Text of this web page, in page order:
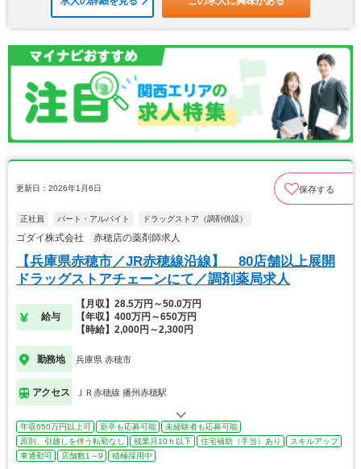
更新日：2026年1月6日 保存する
正社員 パート・アルバイト ドラッグストア（調剤併設）
ゴダイ株式会社 赤穂店の薬剤師求人
【兵庫県赤穂市／JR赤穂線沿線】 80店舗以上展開
ドラッグストアチェーンにて／調剤薬局求人
給与
【月収】28.5万円～50.0万円
【年収】400万円～650万円
【時給】2,000円～2,300円
勤務地 兵庫県 赤穂市
アクセス ＪＲ赤穂線 播州赤穂駅
年収650万円以上可 新卒も応募可能
未経験者も応募可能
原則、引越しを伴う転勤なし
残業月10ｈ以下 住宅補助（手当）あり
スキルアップ
車通勤可
店舗数1～9 積極採用中